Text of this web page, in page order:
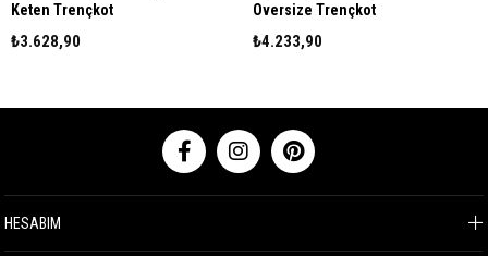
Keten Trençkot
₺3.628,90
Oversize Trençkot
₺4.233,90
HESABIM